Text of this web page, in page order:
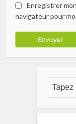
Enregistrer
navigateur pour